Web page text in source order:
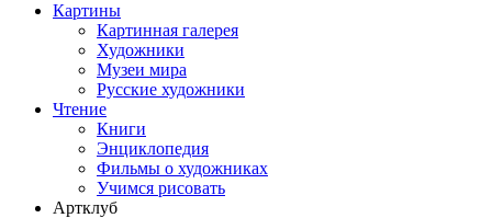
Картины
Картинная галерея
Художники
Музеи мира
Русские художники
Чтение
Книги
Энциклопедия
Фильмы о художниках
Учимся рисовать
Артклуб